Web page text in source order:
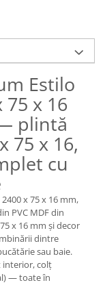
Estilo
75 x 16
plintă
75 x 16,
cu
x 75 x 16 mm,
PVC MDF din
x 16 mm și decor
dintre
sau baie.
interior, colț
— toate în